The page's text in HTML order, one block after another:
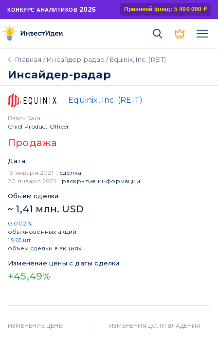
КОНКУРС АНАЛИТИКОВ 2026 Призовой фонд: 5 400 000 ₽
Главная /Инсайдер-радар / Equinix, Inc. (REIT)
Инсайдер-радар
Equinix, Inc. (REIT)
Baack Sara
Chief Product Officer
Продажа
Дата:
19 января 2021
сделка
20 января 2021
раскрытие информации
Объем сделки:
~ 1,41 млн. USD
0,002 %
обыкновенных акций
1 965 шт
объем сделки в акциях
Изменение цены с даты сделки
+45,49%
ИЗМЕНЕНИЕ ЦЕНЫ ИЗМЕНЕНИЯ ДОЛИ ВЛАДЕНИЯ